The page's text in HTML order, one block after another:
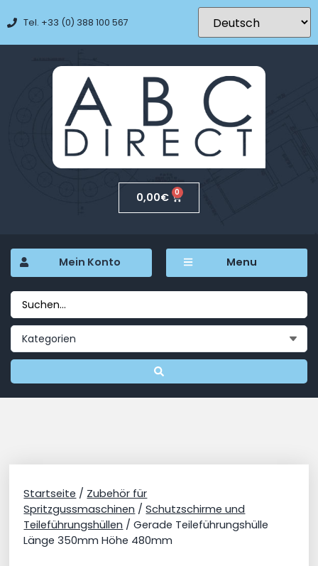
Tel. +33 (0) 388 100 567
0,00€ 0
Mein Konto Menu
Startseite / Zubehör für
Spritzgussmaschinen /Schutzschirme und
Teileführungshüllen / Gerade Teileführungshülle
Länge 350mm Höhe 480mm